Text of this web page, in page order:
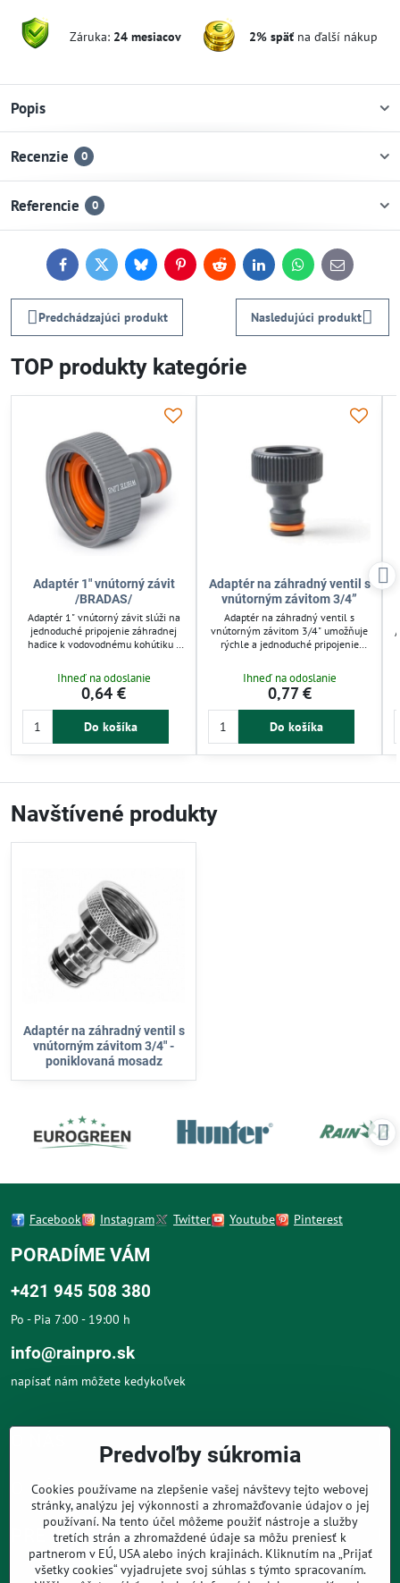
Záruka: 24 mesiacov 2% späťna ďalší nákup
Popis
Recenzie 0
Referencie 0
FacebookTwitterBlueskyPinterestReddit LinkedInWhatsApp
E-
mail
Predchádzajúci produkt Nasledujúci produkt
TOP produkty kategórie
Adaptér 1" vnútorný závit
/BRADAS/
Adaptér 1" vnútorný závit slúži na
jednoduché pripojenie záhradnej
hadice k vodovodnému kohútiku s
zabezpečuje spoľahlivé spojenie
odolné voči poveternostným
vplyvom. Vhodný pre záhradnú
závlahu a rýchle napojenie hadice s
Ihneď na odoslanie
0,64 €
Do košíka
Adaptér na záhradný ventil s
vnútorným závitom 3/4”
Adaptér na záhradný ventil s
vnútorným závitom 3/4" umožňuje
rýchle a jednoduché pripojenie
zaručuje spoľahlivú tesnosť bez
únikov vody. Je vhodný pre
záhradkárov, ktorí chcú efektívne a
bez námahy ovládať zavlažovanie.
Ihneď na odoslanie
0,77 €
Do košíka
Navštívené produkty
Adaptér na záhradný ventil s
vnútorným závitom 3/4" -
poniklovaná mosadz
Facebook Instagram Twitter Youtube Pinterest
PORADÍME VÁM
+421 945 508 380
Po - Pia 7:00 - 19:00 h
info@rainpro.sk
napísať nám môžete kedykoľvek
O NÁKUPE
PRE ZÁKAZNÍKOV
Predvoľby súkromia
Cookies používame na zlepšenie vašej návštevy tejto webovej
stránky, analýzu jej výkonnosti a zhromažďovanie údajov o jej
používaní. Na tento účel môžeme použiť nástroje a služby
tretích strán a zhromaždené údaje sa môžu preniesť k
partnerom v EÚ, USA alebo iných krajinách. Kliknutím na „Prijať
všetky cookies“ vyjadrujete svoj súhlas s týmto spracovaním.